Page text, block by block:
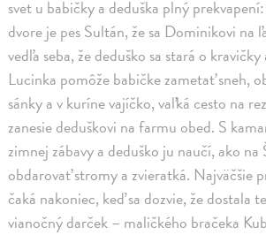
svet u babičky a deduška plný
dvore je pes Sultán, že sa Dominikovi na
vedľa seba, že deduško sa stará o
Lucinka pomôže babičke zametať sneh,
sánky a v kuríne vajíčko, vaľká cesto na
zanesie deduškovi na farmu obed. S
zimnej zábavy a deduško ju naučí, ako na
obdarovať stromy a zvieratká. Najväčšie
čaká nakoniec, keď sa dozvie, že dostala
vianočný darček – maličkého bračeka